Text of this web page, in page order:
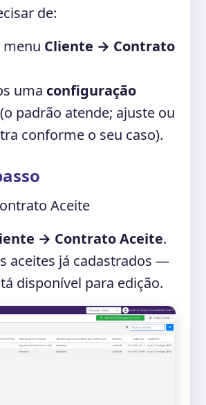
de:
menu Cliente → Contrato
uma configuração
(o padrão atende; ajuste ou
conforme o seu caso).
Aceite
→ Contrato Aceite.
aceites já cadastrados —
disponível para edição.